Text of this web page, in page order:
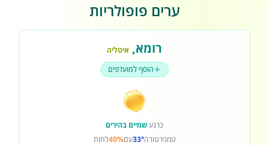
ערים פופולריות
רומא, איטליה
הוסף למועדפים
כרגעשמיים בהירים
טמפרטורה33°עם40%לחות